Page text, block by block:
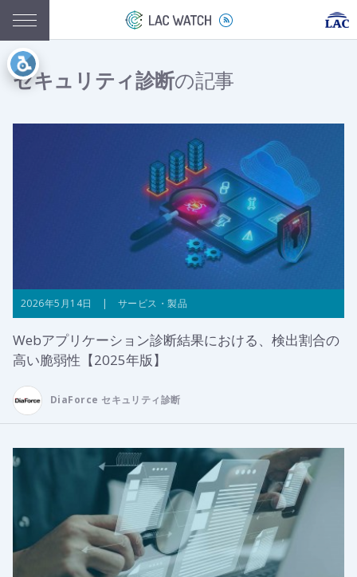
セキュリティ診断の記事
2026年5月14日 | サービス・製品
Webアプリケーション診断結果における、検出割合の
高い脆弱性【2025年版】
DiaForce セキュリティ診断